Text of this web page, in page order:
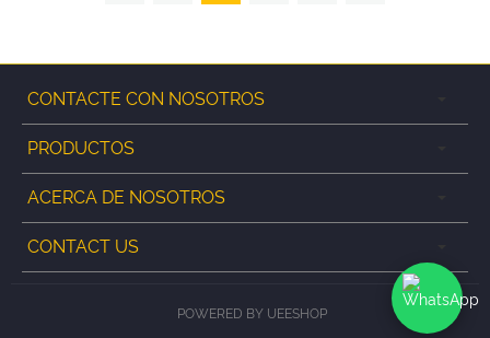
CONTACTE CON NOSOTROS
PRODUCTOS
ACERCA DE NOSOTROS
CONTACT US
POWERED BY UEESHOP